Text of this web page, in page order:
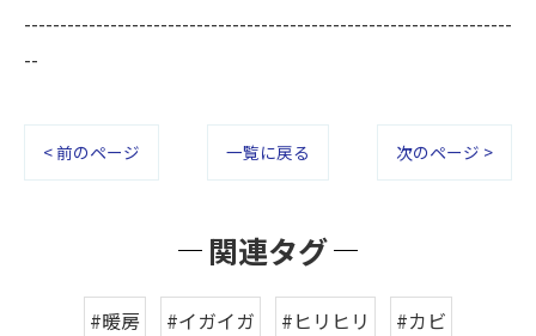
--------------------------------------------------------------------
--
< 前のページ 一覧に戻る 次のページ >
関連タグ
#暖房 #イガイガ #ヒリヒリ #カビ